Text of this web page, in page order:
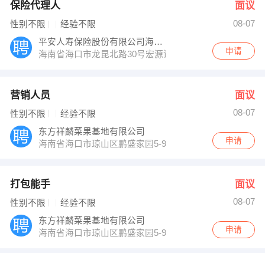
保险代理人 面议
性别不限 经验不限
08-07
平安人寿保险股份有限公司海南分公司
海南省海口市龙昆北路30号宏源证券大厦三楼
申请
营销人员 面议
性别不限 经验不限
08-07
东方祥麟菜果基地有限公司
海南省海口市琼山区鹏盛家园5-903
申请
打包能手 面议
性别不限 经验不限
08-07
东方祥麟菜果基地有限公司
海南省海口市琼山区鹏盛家园5-903
申请